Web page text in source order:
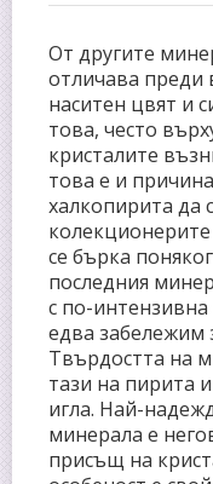
От другите
отличава преди
наситен цвят и
това, често
кристалите
това е и
халкопирита да
се бърка
последния
с по-интензивна
едва забележим
Твърдостта на
тази на пирита
игла. Най-
минерала е
присъщ на